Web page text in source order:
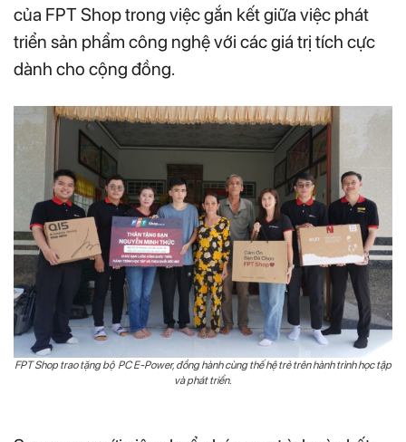
của FPT Shop trong việc gắn kết giữa việc phát
triển sản phẩm công nghệ với các giá trị tích cực
dành cho cộng đồng.
FPT Shop trao tặng bộ PC E-Power, đồng hành cùng thế hệ trẻ trên hành trình học tập
và phát triển.